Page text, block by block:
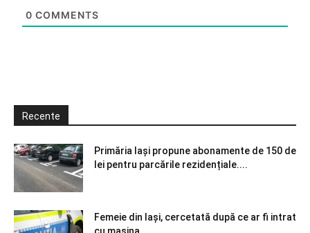
0 COMMENTS
Recente
Primăria Iași propune abonamente de 150 de
lei pentru parcările rezidențiale....
Femeie din Iași, cercetată după ce ar fi intrat